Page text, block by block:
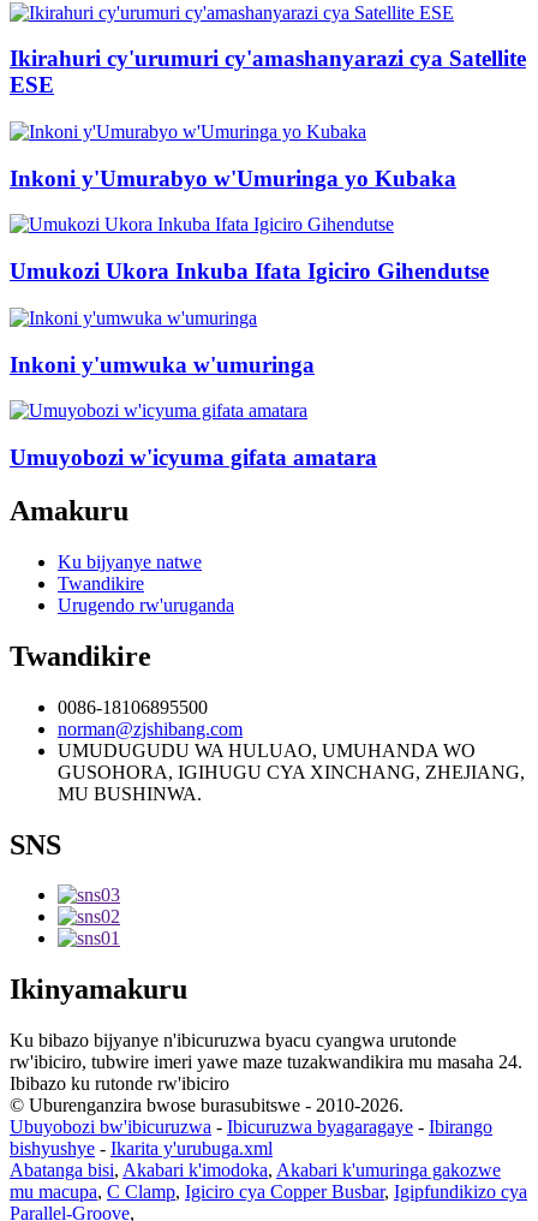
Ikirahuri cy'urumuri cy'amashanyarazi cya Satellite
ESE
Inkoni y'Umurabyo w'Umuringa yo Kubaka
Umukozi Ukora Inkuba Ifata Igiciro Gihendutse
Inkoni y'umwuka w'umuringa
Umuyobozi w'icyuma gifata amatara
Amakuru
Ku bijyanye natwe
Twandikire
Urugendo rw'uruganda
Twandikire
0086-18106895500
norman@zjshibang.com
UMUDUGUDU WA HULUAO, UMUHANDA WO
GUSOHORA, IGIHUGU CYA XINCHANG, ZHEJIANG,
MU BUSHINWA.
SNS
Ikinyamakuru
Ku bibazo bijyanye n'ibicuruzwa byacu cyangwa urutonde
rw'ibiciro, tubwire imeri yawe maze tuzakwandikira mu masaha 24.
Ibibazo ku rutonde rw'ibiciro
© Uburenganzira bwose burasubitswe - 2010-2026.
Ubuyobozi bw'ibicuruzwa - Ibicuruzwa byagaragaye - Ibirango
bishyushye - Ikarita y'urubuga.xml
Abatanga bisi, Akabari k'imodoka, Akabari k'umuringa gakozwe
mu macupa, C Clamp, Igiciro cya Copper Busbar, Igipfundikizo cya
Parallel-Groove,